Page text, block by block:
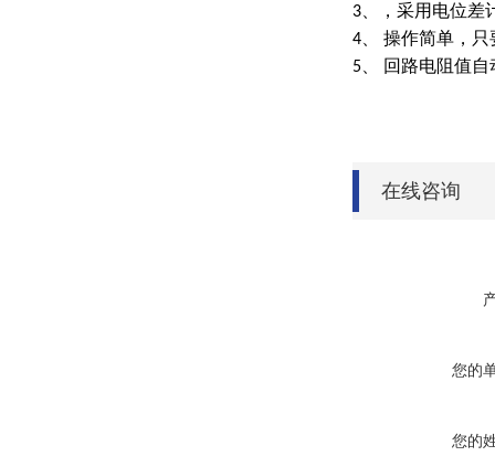
3 、，采用电位
4 、 操作简单，
5 回路电阻值
在线咨询
您的
您的